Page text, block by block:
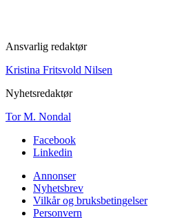
Ansvarlig redaktør
Kristina Fritsvold Nilsen
Nyhetsredaktør
Tor M. Nondal
Facebook
Linkedin
Annonser
Nyhetsbrev
Vilkår og bruksbetingelser
Personvern